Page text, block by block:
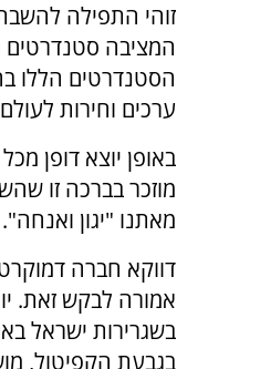
זוהי התפילה
המציבה סטנדרטים
הסטנדרטים הללו
ערכים וחירות
באופן יוצא דופן
מוזכר בברכה זו
מאתנו "יגון ואנחה".
דווקא חברה
אמורה לבקש זאת.
בשגרירות ישראל
בגבעת הקפיטול,